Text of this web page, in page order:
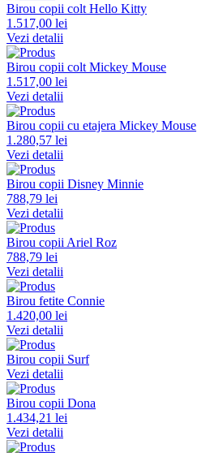
Birou copii colt Hello Kitty
1.517,00 lei
Vezi detalii
Birou copii colt Mickey Mouse
1.517,00 lei
Vezi detalii
Birou copii cu etajera Mickey Mouse
1.280,57 lei
Vezi detalii
Birou copii Disney Minnie
788,79 lei
Vezi detalii
Birou copii Ariel Roz
788,79 lei
Vezi detalii
Birou fetite Connie
1.420,00 lei
Vezi detalii
Birou copii Surf
Vezi detalii
Birou copii Dona
1.434,21 lei
Vezi detalii